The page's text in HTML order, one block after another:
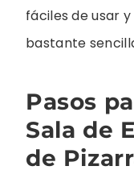
fáciles de usar
bastante
Pasos
Sala de
de